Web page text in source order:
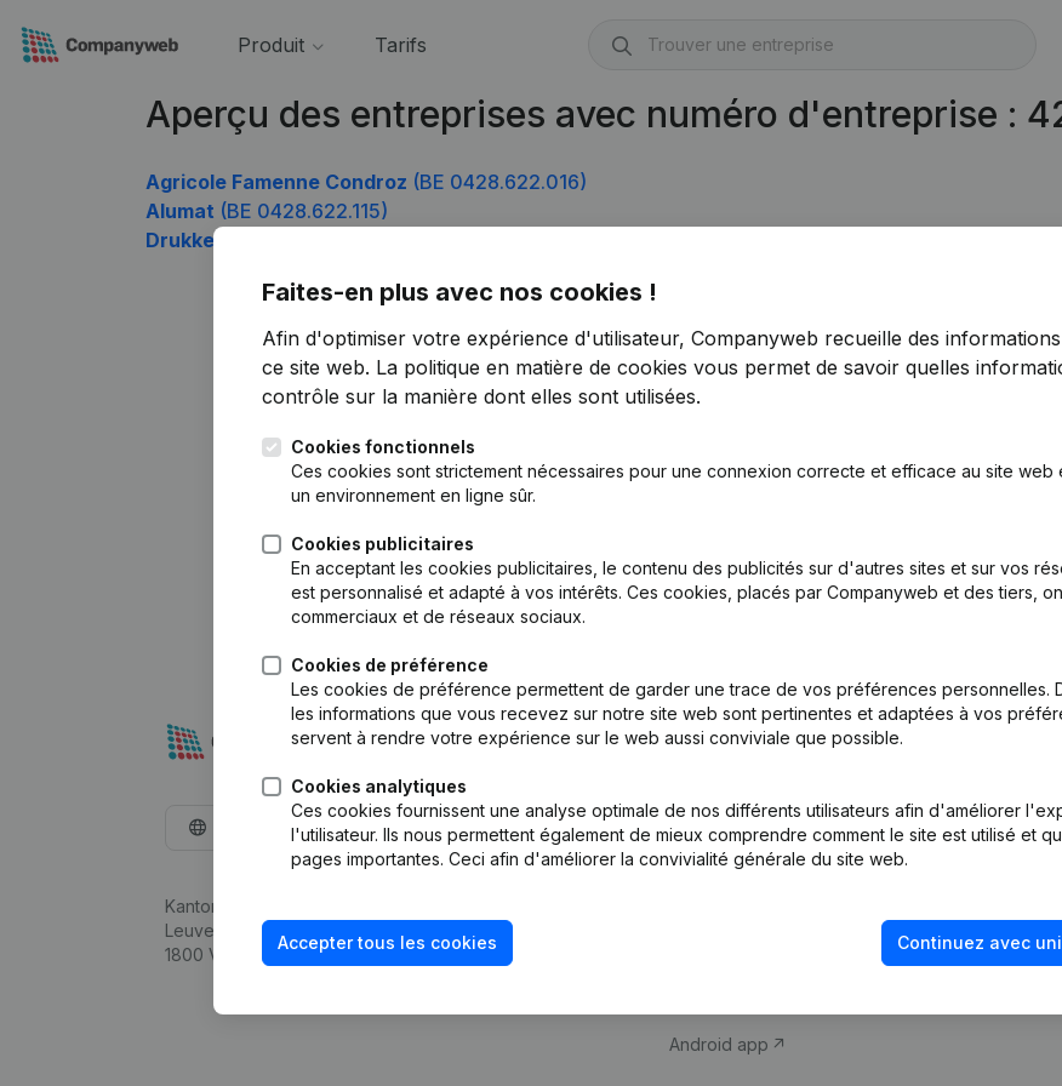
Produit Tarifs
Aperçu des entreprises avec numéro d'entreprise :
Agricole Famenne Condroz (BE 0428.622.016)
Alumat (BE 0428.622.115)
Drukkerij Arijs
Faites-en plus avec nos cookies !
Afin d'optimiser votre expérience d'utilisateur, Companyweb recueille des
ce site web. La politique en matière de cookies vous permet de savoir quelles
contrôle sur la manière dont elles sont utilisées.
Cookies fonctionnels
Ces cookies sont strictement nécessaires pour une connexion correcte et efficace au site web
un environnement en ligne sûr.
Cookies publicitaires
En acceptant les cookies publicitaires, le contenu des publicités sur d'autres sites et sur vos
est personnalisé et adapté à vos intérêts. Ces cookies, placés par Companyweb et des tiers,
commerciaux et de réseaux sociaux.
Cookies de préférence
Les cookies de préférence permettent de garder une trace de vos préférences personnelles.
les informations que vous recevez sur notre site web sont pertinentes et adaptées à vos
servent à rendre votre expérience sur le web aussi conviviale que possible.
Cookies analytiques
Ces cookies fournissent une analyse optimale de nos différents utilisateurs afin d'améliorer
l'utilisateur. Ils nous permettent également de mieux comprendre comment le site est utilisé et
pages importantes. Ceci afin d'améliorer la convivialité générale du site web.
Accepter tous les cookies Continuez avec
Français
Kantorenpark Everest
Leuvensesteenweg 248D,
1800 Vilvoorde
Produit
d’entreprise
Monitoring
Android app
fraude
Consulter des
Vérification de